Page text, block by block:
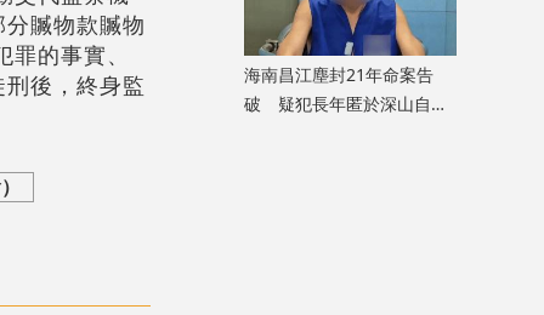
贓物款贓物
的事實、
後，終身監
海南昌江塵封21年命案告
破 疑犯長年匿於深山自述